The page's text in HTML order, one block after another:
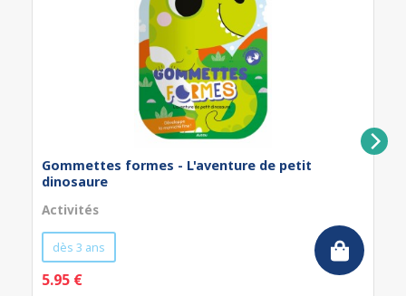
Gommettes formes - L'aventure de petit
dinosaure
Activités
dès 3 ans
5.95 €